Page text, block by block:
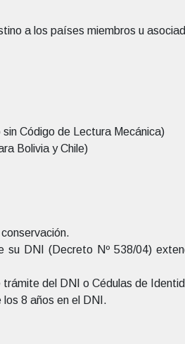
a los países miembros u
Código de Lectura Mecánica)
Bolivia y Chile)
DNI (Decreto Nº 538/04)
del DNI o Cédulas de
8 años en el DNI.